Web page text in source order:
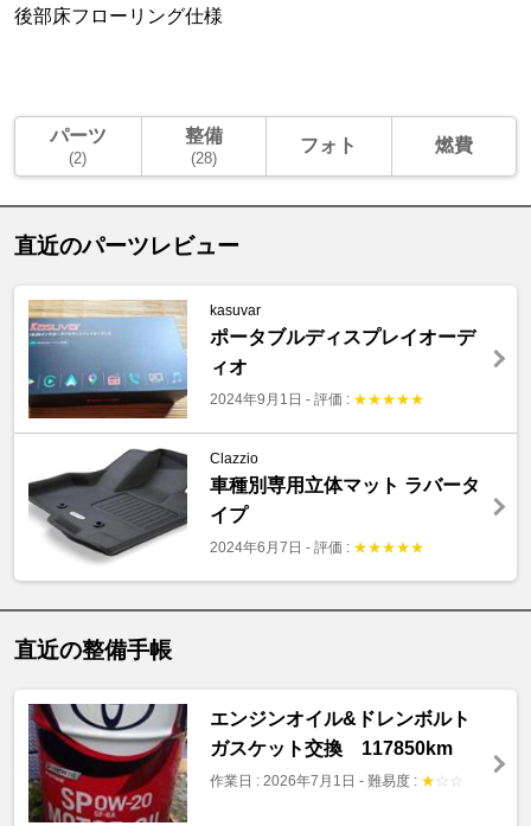
後部床フローリング仕様
パーツ
(2)
整備
(28)
フォト 燃費
直近のパーツレビュー
kasuvar
ポータブルディスプレイオーデ
ィオ
2024年9月1日 - 評価 : ★★★★★
Clazzio
車種別専用立体マット ラバータ
イプ
2024年6月7日 - 評価 : ★★★★★
直近の整備手帳
エンジンオイル&ドレンボルト
ガスケット交換 117850km
作業日 : 2026年7月1日 - 難易度 : ★ ☆ ☆